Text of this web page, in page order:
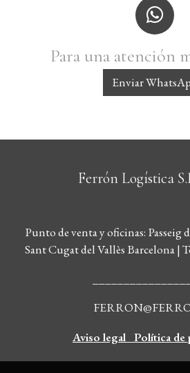
Para una atención
Enviar
Ferrón Logística
Punto de venta y oficinas: Passeig
Sant Cugat del Vallès Barcelona |
Aviso legal Política de